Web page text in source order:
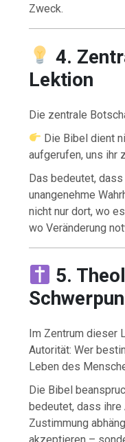
Zweck.
4.
Lektion
Die zentrale
Die Bibel dient
aufgerufen, uns ihr
Das bedeutet,
unangenehme
nicht nur dort, wo
wo Veränderung
5.
Im Zentrum dieser
Autorität: Wer
Leben des
Die Bibel
bedeutet, dass
Zustimmung